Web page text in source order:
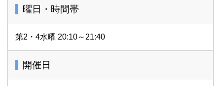
曜日・時間帯
第2・4水曜 20:10～21:40
開催日